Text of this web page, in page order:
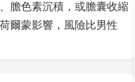
膽色素沉積，或膽囊收縮
爾蒙影響，風險比男性